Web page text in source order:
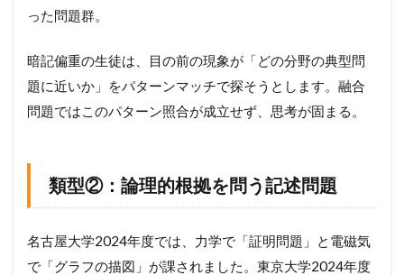
った問題群。
暗記偏重の生徒は、目の前の現象が「どの分野の典型問
題に近いか」をパターンマッチで探そうとします。融合
問題ではこのパターン照合が成立せず、思考が固まる。
類型②：論理的根拠を問う記述問題
名古屋大学2024年度では、力学で「証明問題」と電磁気
で「グラフの描図」が課されました。東京大学2024年度